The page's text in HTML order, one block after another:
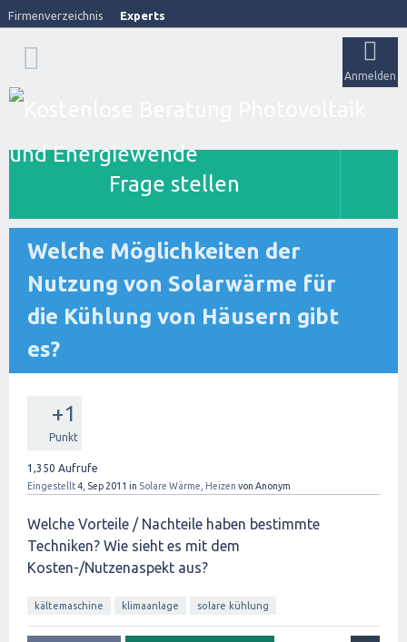
Firmenverzeichnis Experts
Anmelden
Frage stellen
Welche Möglichkeiten der
Nutzung von Solarwärme für
die Kühlung von Häusern gibt
es?
+1
Punkt
1,350 Aufrufe
Eingestellt4, Sep 2011 in Solare Wärme, Heizen von Anonym
Welche Vorteile / Nachteile haben bestimmte
Techniken? Wie sieht es mit dem
Kosten-/Nutzenaspekt aus?
kältemaschine klimaanlage solare kühlung